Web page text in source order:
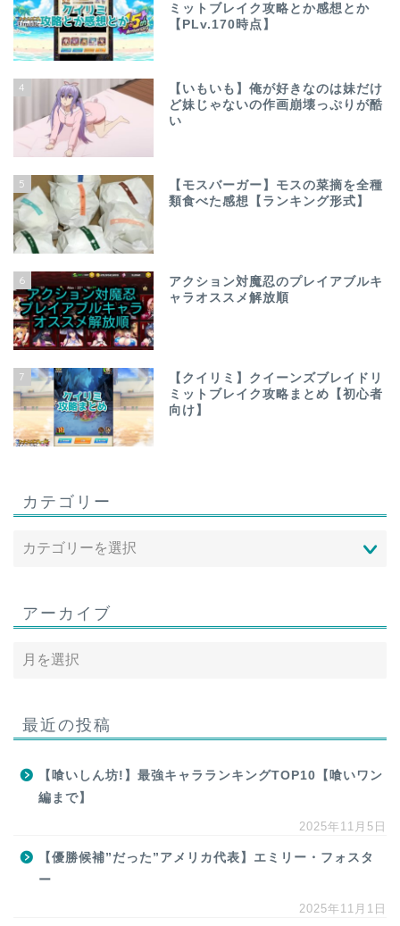
ミットブレイク攻略とか感想とか
【PLv.170時点】
4
【いもいも】俺が好きなのは妹だけ
ど妹じゃないの作画崩壊っぷりが酷
い
5
【モスバーガー】モスの菜摘を全種
類食べた感想【ランキング形式】
6
アクション対魔忍のプレイアブルキ
ャラオススメ解放順
7
【クイリミ】クイーンズブレイドリ
ミットブレイク攻略まとめ【初心者
向け】
カテゴリー
アーカイブ
最近の投稿
【喰いしん坊!】最強キャラランキングTOP10【喰いワン
編まで】
2025年11月5日
【優勝候補”だった”アメリカ代表】エミリー・フォスタ
ー
2025年11月1日